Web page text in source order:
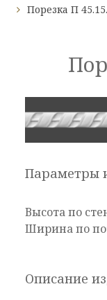
Порезка П
Параметры
Высота по
Ширина по
Описание